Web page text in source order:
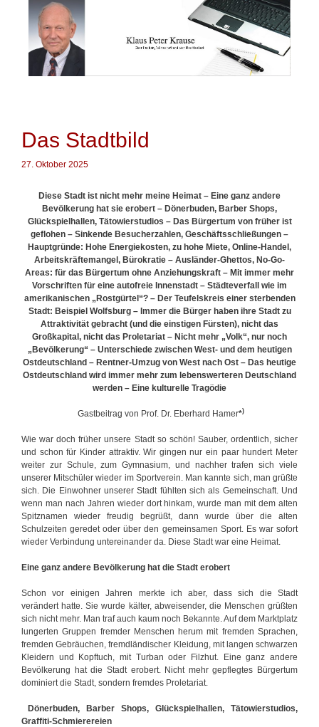
Das Stadtbild
27. Oktober 2025
Diese Stadt ist nicht mehr meine Heimat – Eine ganz andere
Bevölkerung hat sie erobert – Dönerbuden, Barber Shops,
Glückspielhallen, Tätowierstudios – Das Bürgertum von früher ist
geflohen – Sinkende Besucherzahlen, Geschäftsschließungen –
Hauptgründe: Hohe Energiekosten, zu hohe Miete, Online-Handel,
Arbeitskräftemangel, Bürokratie – Ausländer-Ghettos, No-Go-
Areas: für das Bürgertum ohne Anziehungskraft – Mit immer mehr
Vorschriften für eine autofreie Innenstadt – Städteverfall wie im
amerikanischen „Rostgürtel“? – Der Teufelskreis einer sterbenden
Stadt: Beispiel Wolfsburg – Immer die Bürger haben ihre Stadt zu
Attraktivität gebracht (und die einstigen Fürsten), nicht das
Großkapital, nicht das Proletariat – Nicht mehr „Volk“, nur noch
„Bevölkerung“ – Unterschiede zwischen West- und dem heutigen
Ostdeutschland – Rentner-Umzug von West nach Ost – Das heutige
Ostdeutschland wird immer mehr zum lebenswerteren Deutschland
werden – Eine kulturelle Tragödie
Gastbeitrag von Prof. Dr. Eberhard Hamer*)
Wie war doch früher unsere Stadt so schön! Sauber, ordentlich, sicher
und schon für Kinder attraktiv. Wir gingen nur ein paar hundert Meter
weiter zur Schule, zum Gymnasium, und nachher trafen sich viele
unserer Mitschüler wieder im Sportverein. Man kannte sich, man grüßte
sich. Die Einwohner unserer Stadt fühlten sich als Gemeinschaft. Und
wenn man nach Jahren wieder dort hinkam, wurde man mit dem alten
Spitznamen wieder freudig begrüßt, dann wurde über die alten
Schulzeiten geredet oder über den gemeinsamen Sport. Es war sofort
wieder Verbindung untereinander da. Diese Stadt war eine Heimat.
Eine ganz andere Bevölkerung hat die Stadt erobert
Schon vor einigen Jahren merkte ich aber, dass sich die Stadt
verändert hatte. Sie wurde kälter, abweisender, die Menschen grüßten
sich nicht mehr. Man traf auch kaum noch Bekannte. Auf dem Marktplatz
lungerten Gruppen fremder Menschen herum mit fremden Sprachen,
fremden Gebräuchen, fremdländischer Kleidung, mit langen schwarzen
Kleidern und Kopftuch, mit Turban oder Filzhut. Eine ganz andere
Bevölkerung hat die Stadt erobert. Nicht mehr gepflegtes Bürgertum
dominiert die Stadt, sondern fremdes Proletariat.
Dönerbuden, Barber Shops, Glückspielhallen, Tätowierstudios,
Graffiti-Schmierereien